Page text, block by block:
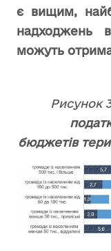
є вищим,
надходжень
можуть
Рисунок
бюджетів